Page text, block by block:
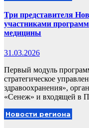
Три представителя
участниками
медицины
31.03.2026
Первый модуль
стратегическое
здравоохранения»,
«Сенеж» и входящей в
Новости региона